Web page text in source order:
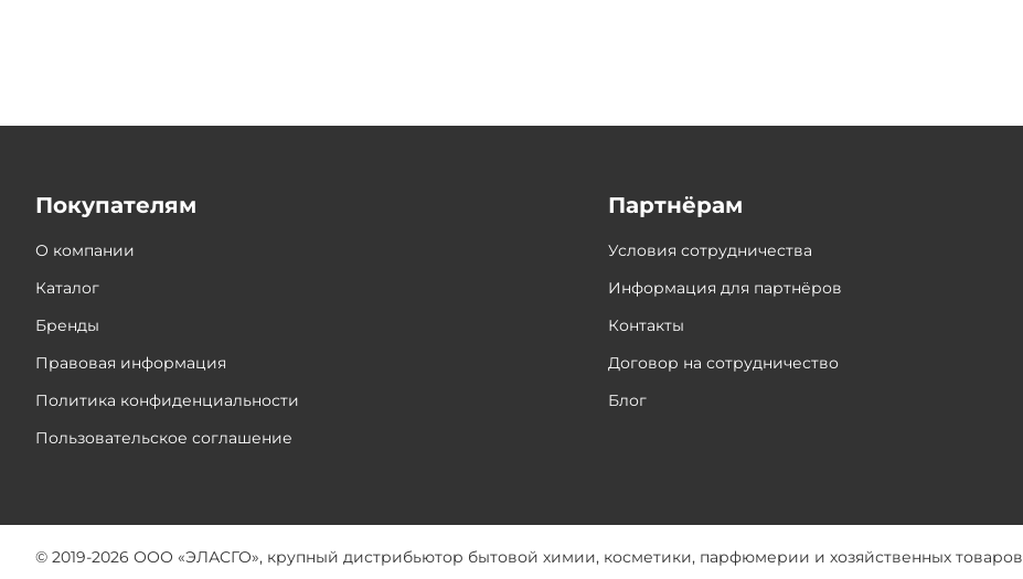
Покупателям
О компании
Каталог
Бренды
Правовая информация
Политика конфиденциальности
Пользовательское соглашение
Партнёрам
Условия сотрудничества
Информация для партнёров
Контакты
Договор на сотрудничество
Блог
© 2019-2026 ООО «ЭЛАСГО», крупный дистрибьютор бытовой химии, косметики, парфюмерии и хозяйственных товаров